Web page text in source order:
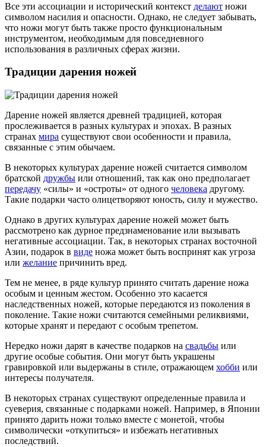
Все эти ассоциации и исторический контекст делают ножи
символом насилия и опасности. Однако, не следует забывать,
что ножи могут быть также просто функциональным
инструментом, необходимым для повседневного
использования в различных сферах жизни.
Традиции дарения ножей
Дарение ножей является древней традицией, которая
прослеживается в разных культурах и эпохах. В разных
странах мира существуют свои особенности и правила,
связанные с этим обычаем.
В некоторых культурах дарение ножей считается символом
братской дружбы или отношений, так как оно предполагает
передачу «силы» и «остроты» от одного человека другому.
Такие подарки часто олицетворяют юность, силу и мужество.
Однако в других культурах дарение ножей может быть
рассмотрено как дурное предзнаменование или вызывать
негативные ассоциации. Так, в некоторых странах восточной
Азии, подарок в виде ножа может быть воспринят как угроза
или желание причинить вред.
Тем не менее, в ряде культур принято считать дарение ножа
особым и ценным жестом. Особенно это касается
наследственных ножей, которые передаются из поколения в
поколение. Такие ножи считаются семейными реликвиями,
которые хранят и передают с особым трепетом.
Нередко ножи дарят в качестве подарков на свадьбы или
другие особые события. Они могут быть украшены
гравировкой или выдержаны в стиле, отражающем хобби или
интересы получателя.
В некоторых странах существуют определенные правила и
суеверия, связанные с подарками ножей. Например, в Японии
принято дарить ножи только вместе с монетой, чтобы
символически «откупиться» и избежать негативных
последствий.